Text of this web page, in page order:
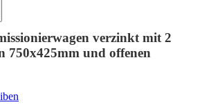
verzinkt mit 2
750x425mm und offenen